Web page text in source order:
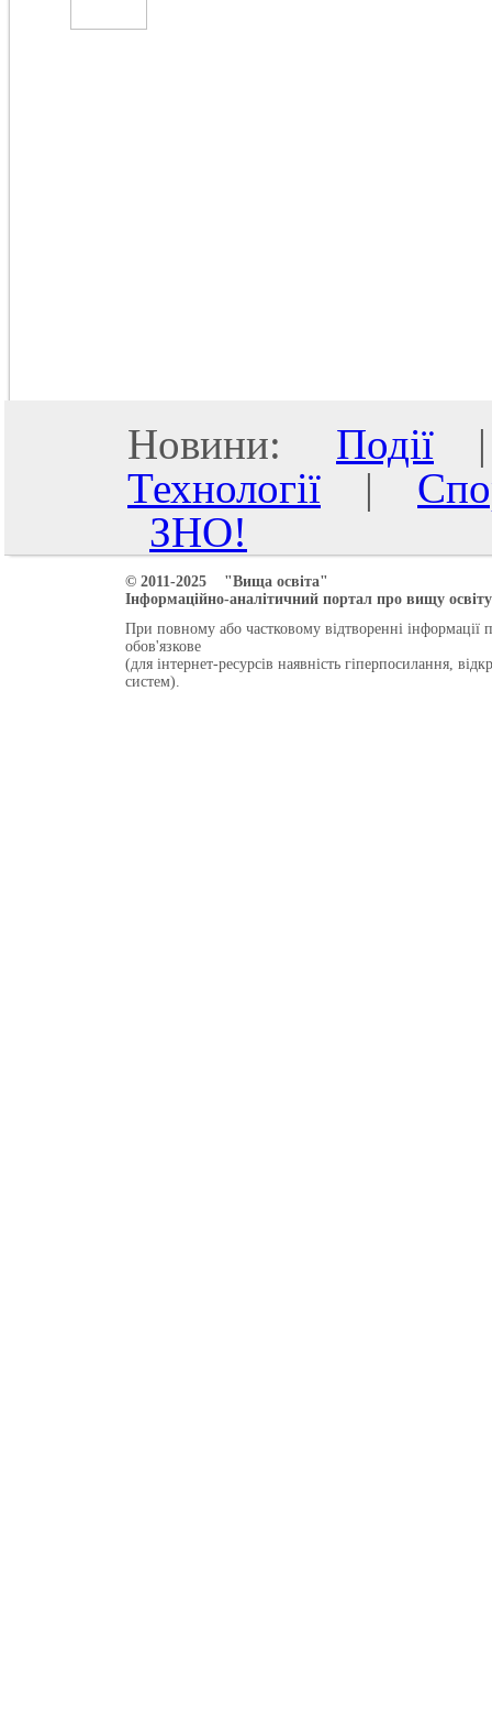
Новини: Події
Технології |
ЗНО!
© 2011-2025 "Вища освіта"
Інформаційно-аналітичний портал про вищу
При повному або частковому відтворенні інформації
обов'язкове
(для інтернет-ресурсів наявність гіперпосилання,
систем).